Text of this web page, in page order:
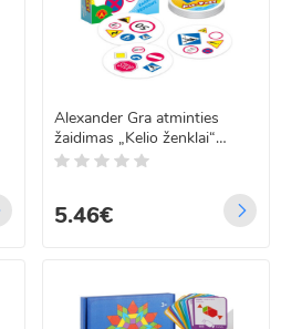
Alexander Gra atminties
žaidimas „Kelio ženklai“
GR0720
5.46€